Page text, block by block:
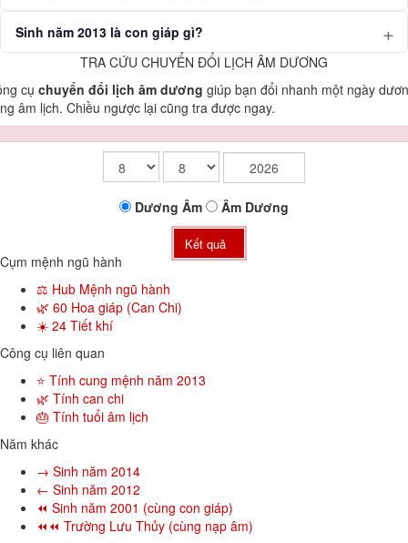
Sinh năm 2013 là con giáp gì?
TRA CỨU CHUYỂN ĐỔI LỊCH ÂM DƯƠNG
cụ chuyển đổi lịch âm dương giúp bạn đổi nhanh một ngày
âm lịch. Chiều ngược lại cũng tra được ngay.
Dương Âm Âm Dương
Kết quả
Cụm mệnh ngũ hành
⚖️ Hub Mệnh ngũ hành
🌿 60 Hoa giáp (Can Chi)
☀️ 24 Tiết khí
Công cụ liên quan
⭐ Tính cung mệnh năm 2013
🌿 Tính can chi
🎂 Tính tuổi âm lịch
Năm khác
→ Sinh năm 2014
← Sinh năm 2012
⏪ Sinh năm 2001 (cùng con giáp)
⏪⏪ Trường Lưu Thủy (cùng nạp âm)